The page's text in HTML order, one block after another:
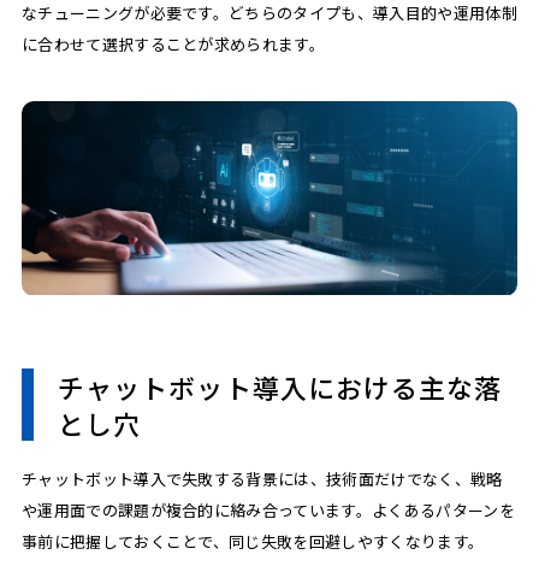
なチューニングが必要です。どちらのタイプも、導入目的や運用体制
に合わせて選択することが求められます。
チャットボット導入における主な落
とし穴
チャットボット導入で失敗する背景には、技術面だけでなく、戦略
や運用面での課題が複合的に絡み合っています。よくあるパターンを
事前に把握しておくことで、同じ失敗を回避しやすくなります。